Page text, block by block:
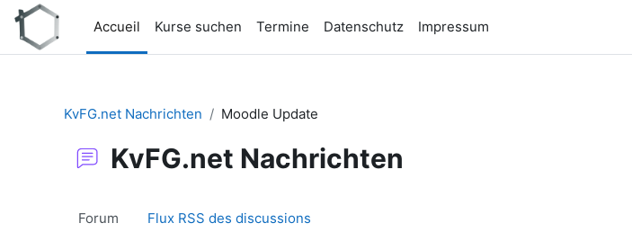
Passer au contenu principal
Accueil
Kurse suchen Termine Datenschutz Impressum
KvFG.net Nachrichten
Moodle Update
KvFG.net Nachrichten
Forum Flux RSS des discussions